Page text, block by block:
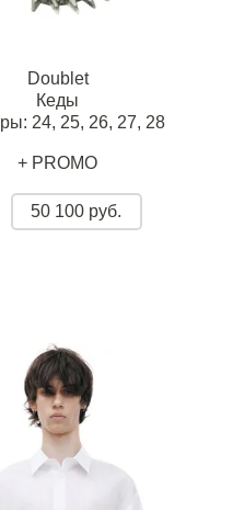
Doublet
Кеды
24, 25, 26, 27, 28
+ PROMO
50 100 руб.